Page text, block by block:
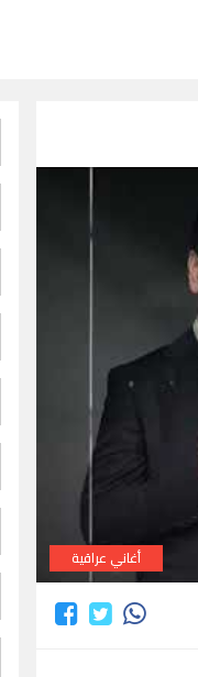
أغاني عراقية